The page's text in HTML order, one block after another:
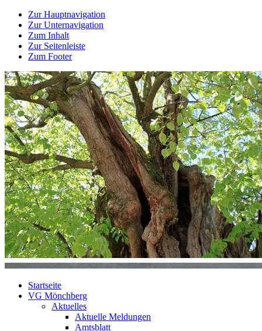
Zur Hauptnavigation
Zur Unternavigation
Zum Inhalt
Zur Seitenleiste
Zum Footer
Startseite
VG Mönchberg
Aktuelles
Aktuelle Meldungen
Amtsblatt